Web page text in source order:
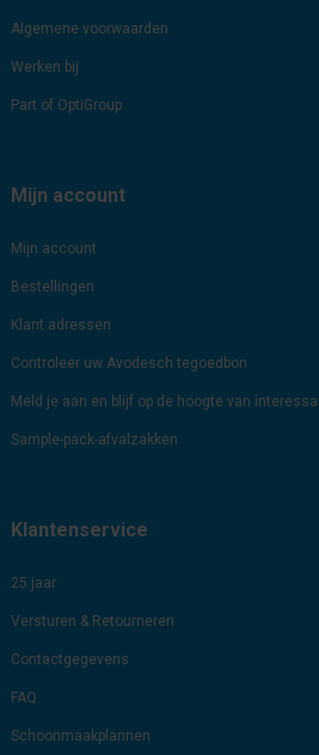
Algemene voorwaarden
Werken bij
Part of OptiGroup
Mijn account
Mijn account
Bestellingen
Klant adressen
Controleer uw Avodesch tegoedbon
Meld je aan en blijf op de hoogte van
Sample-pack-afvalzakken
Klantenservice
25 jaar
Versturen & Retourneren
Contactgegevens
FAQ
Schoonmaakplannen